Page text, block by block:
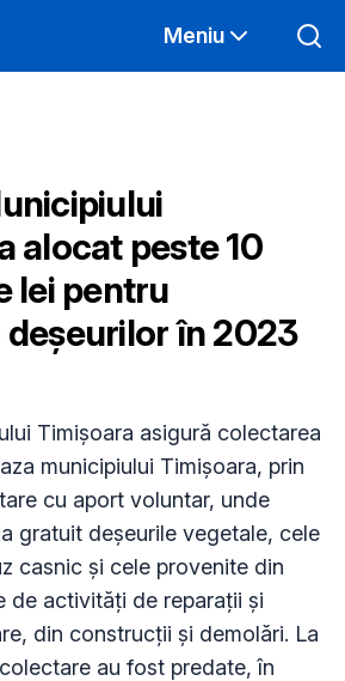
Meniu
alocat peste 10
lei pentru
în 2023
Timișoara asigură colectarea
municipiului Timișoara, prin
cu aport voluntar, unde
gratuit deșeurile vegetale, cele
casnic și cele provenite din
de activități de reparații și
din construcții și demolări. La
au fost predate, în